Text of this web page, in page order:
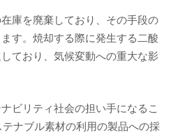
庫を廃棄しており、その手段の
す。焼却する際に発生する二酸
ており、気候変動への重大な影
ビリティ社会の担い手になるこ
ナブル素材の利用の製品への採